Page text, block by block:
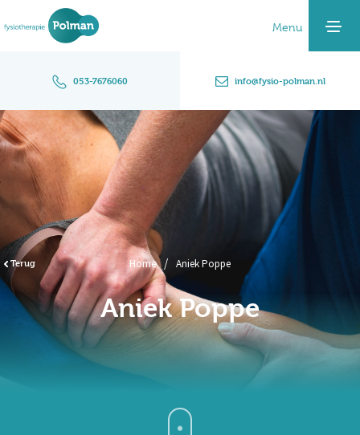
Home
Pijnklachten
Specialisaties
De praktijk
Contact
Maak afspraak
053-7676060 info@fysio-polman.nl
Terug Home Aniek Poppe
Aniek Poppe